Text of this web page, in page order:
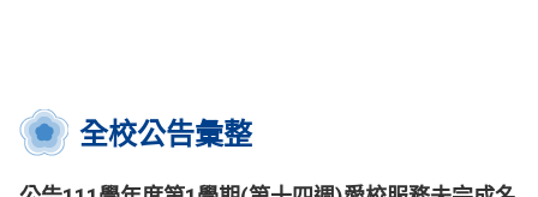
全校公告彙整